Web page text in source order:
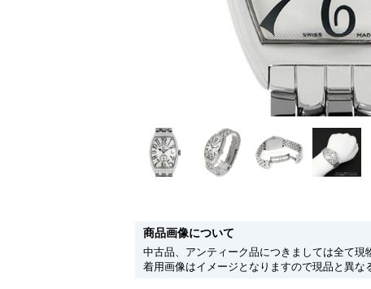
商品画像について
中古品、アンティーク品につきましては全て現
着用画像はイメージとなりますので現品と異な